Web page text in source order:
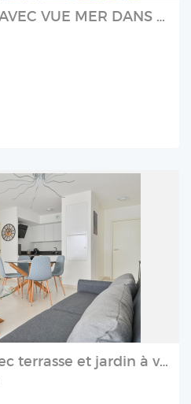
A VENDRE STUDIO AVEC VUE MER DANS LE COEUR DU VILLAGE DE SAUSSET-LES-PINS
Appartement T2 avec terrasse et jardin à vendre aux Lecques